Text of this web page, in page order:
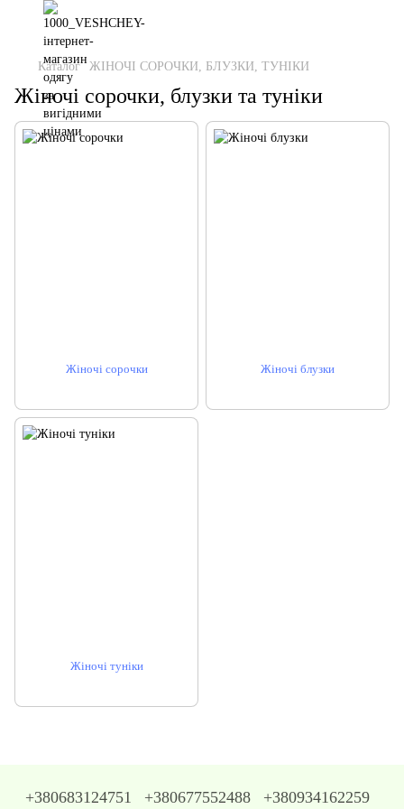
Каталог ЖІНОЧІ СОРОЧКИ, БЛУЗКИ, ТУНІКИ
Жіночі сорочки, блузки та туніки
Жіночі сорочки Жіночі блузки
Жіночі туніки
+380683124751 +380677552488 +380934162259